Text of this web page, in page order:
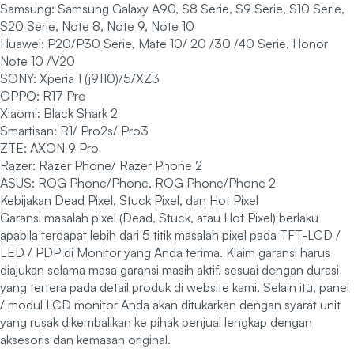
Samsung: Samsung Galaxy A90, S8 Serie, S9 Serie, S10 Serie,
S20 Serie, Note 8, Note 9, Note 10
Huawei: P20/P30 Serie, Mate 10/ 20 /30 /40 Serie, Honor
Note 10 /V20
SONY: Xperia 1 (j9110)/5/XZ3
OPPO: R17 Pro
Xiaomi: Black Shark 2
Smartisan: R1/ Pro2s/ Pro3
ZTE: AXON 9 Pro
Razer: Razer Phone/ Razer Phone 2
ASUS: ROG Phone/Phone, ROG Phone/Phone 2
Kebijakan Dead Pixel, Stuck Pixel, dan Hot Pixel
Garansi masalah pixel (Dead, Stuck, atau Hot Pixel) berlaku
apabila terdapat lebih dari 5 titik masalah pixel pada TFT-LCD /
LED / PDP di Monitor yang Anda terima. Klaim garansi harus
diajukan selama masa garansi masih aktif, sesuai dengan durasi
yang tertera pada detail produk di website kami. Selain itu, panel
/ modul LCD monitor Anda akan ditukarkan dengan syarat unit
yang rusak dikembalikan ke pihak penjual lengkap dengan
aksesoris dan kemasan original.